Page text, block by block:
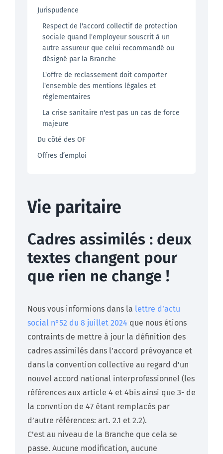
Jurispudence
Respect de l'accord collectif de protection
sociale quand l'employeur souscrit à un
autre assureur que celui recommandé ou
désigné par la Branche
L'offre de reclassement doit comporter
l'ensemble des mentions légales et
réglementaires
La crise sanitaire n'est pas un cas de force
majeure
Du côté des OF
Offres d’emploi
Vie paritaire
Cadres assimilés : deux
textes changent pour
que rien ne change !
Nous vous informions dans la lettre d’actu
social n°52 du 8 juillet 2024 que nous étions
contraints de mettre à jour la définition des
cadres assimilés dans l’accord prévoyance et
dans la convention collective au regard d’un
nouvel accord national interprofessionnel (les
références aux article 4 et 4bis ainsi que 3- de
la convntion de 47 étant remplacés par
d’autre références: art. 2.1 et 2.2).
C’est au niveau de la Branche que cela se
passe. Aucune modification, aucune